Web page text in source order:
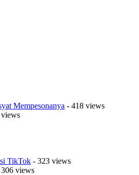
Mempesonanya - 418 views
TikTok - 323 views
views